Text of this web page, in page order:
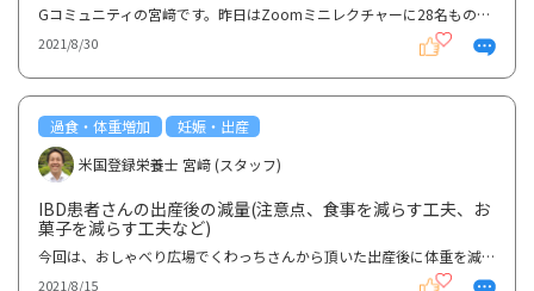
Gコミュニティの宮﨑です。昨日はZoomミニレクチャーに28名もの方にご参加いただき誠にありがとうござい...
2021/8/30
過食・体重増加
妊娠・出産
米国登録栄養士 宮﨑 (スタッフ)
IBD患者さんの出産後の減量(注意点、食事を減らす工夫、お
菓子を減らす工夫など)
今回は、おしゃべり広場でくわっちさんから頂いた出産後に体重を減らすダイエットに関するご質問にお答...
2021/8/15